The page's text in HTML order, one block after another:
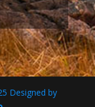
Designed by